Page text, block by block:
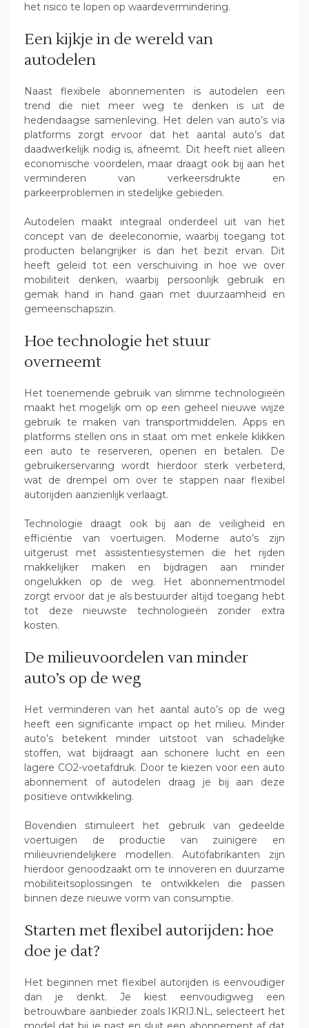
het risico te lopen op waardevermindering.
Een kijkje in de wereld van
autodelen
Naast flexibele abonnementen is autodelen een
trend die niet meer weg te denken is uit de
hedendaagse samenleving. Het delen van auto’s via
platforms zorgt ervoor dat het aantal auto’s dat
daadwerkelijk nodig is, afneemt. Dit heeft niet alleen
economische voordelen, maar draagt ook bij aan het
verminderen van verkeersdrukte en
parkeerproblemen in stedelijke gebieden.
Autodelen maakt integraal onderdeel uit van het
concept van de deeleconomie, waarbij toegang tot
producten belangrijker is dan het bezit ervan. Dit
heeft geleid tot een verschuiving in hoe we over
mobiliteit denken, waarbij persoonlijk gebruik en
gemak hand in hand gaan met duurzaamheid en
gemeenschapszin.
Hoe technologie het stuur
overneemt
Het toenemende gebruik van slimme technologieën
maakt het mogelijk om op een geheel nieuwe wijze
gebruik te maken van transportmiddelen. Apps en
platforms stellen ons in staat om met enkele klikken
een auto te reserveren, openen en betalen. De
gebruikerservaring wordt hierdoor sterk verbeterd,
wat de drempel om over te stappen naar flexibel
autorijden aanzienlijk verlaagt.
Technologie draagt ook bij aan de veiligheid en
efficiëntie van voertuigen. Moderne auto’s zijn
uitgerust met assistentiesystemen die het rijden
makkelijker maken en bijdragen aan minder
ongelukken op de weg. Het abonnementmodel
zorgt ervoor dat je als bestuurder altijd toegang hebt
tot deze nieuwste technologieën zonder extra
kosten.
De milieuvoordelen van minder
auto’s op de weg
Het verminderen van het aantal auto’s op de weg
heeft een significante impact op het milieu. Minder
auto’s betekent minder uitstoot van schadelijke
stoffen, wat bijdraagt aan schonere lucht en een
lagere CO2-voetafdruk. Door te kiezen voor een auto
abonnement of autodelen draag je bij aan deze
positieve ontwikkeling.
Bovendien stimuleert het gebruik van gedeelde
voertuigen de productie van zuinigere en
milieuvriendelijkere modellen. Autofabrikanten zijn
hierdoor genoodzaakt om te innoveren en duurzame
mobiliteitsoplossingen te ontwikkelen die passen
binnen deze nieuwe vorm van consumptie.
Starten met flexibel autorijden: hoe
doe je dat?
Het beginnen met flexibel autorijden is eenvoudiger
dan je denkt. Je kiest eenvoudigweg een
betrouwbare aanbieder zoals IKRIJ.NL, selecteert het